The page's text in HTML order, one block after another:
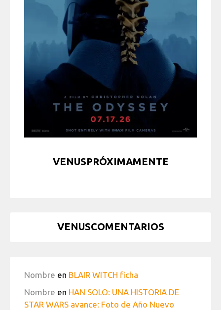
VENUSPRÓXIMAMENTE
VENUSCOMENTARIOS
Nombre en BLAIR WITCH ficha
Nombre en HAN SOLO: UNA HISTORIA DE
STAR WARS avance: Foto de Año Nuevo